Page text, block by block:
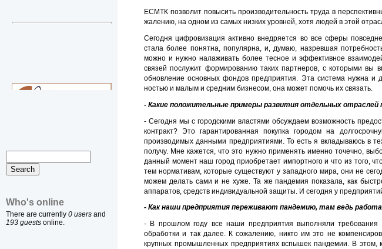
Who's online
There are currently 0 users and
193 guests online.
ЕСМТК позволит повысить производительность труда в
жалению, на одном из самых низких уровней, хотя людей в этой
Сегодня цифровизация активно внедряется во все сферы
стала более понятна, популярна, и, думаю, назревшая
можно и нужно налаживать более тесное и эффективное
связей послужит формированию таких партнеров, с которыми вы
обновление основных фондов предприятия. Эта система нужна
ностью и малым и средним бизнесом, она может помочь их связать.
- Какие положительные примеры развития от­дельных
- Сегодня мы с городскими властями обсуж­даем возможность
контракт? Это гарантированная покупка городом на
производимых данными предприятиями. То есть я вкладываюсь в
получу. Мне кажется, что это нужно применять именно точечно,
данный момент наш город приобретает импорт­ного и что из того,
тем нормативам, которые существуют у западно­го мира, они не
можем делать сами и не хуже. Та же пандемия показала, как
аппаратов, средств индивидуальной защиты. И сегодня у
- Как наши предприятия переживают пандемию, там ведь
- В прошлом году все наши предприятия вы­полняли требования
обработки и так далее. К сожалению, никто им это не
крупных промышленных предприятиях вспы­шек пандемии. В этом,